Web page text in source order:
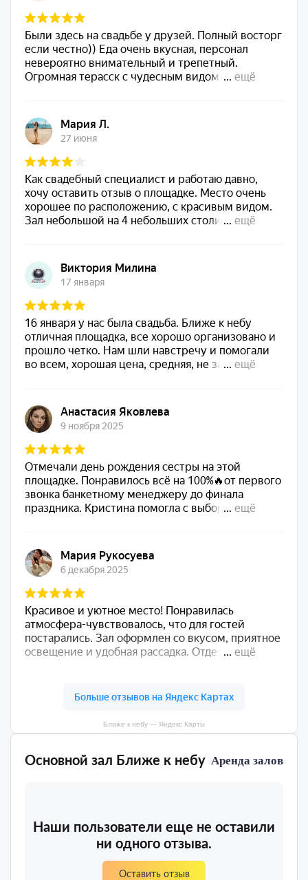
Основной зал Ближе к небу Аренда залов
Наши пользователи еще не оставили
ни одного отзыва.
Оставить отзыв
Ближе к небу — Яндекс Карты